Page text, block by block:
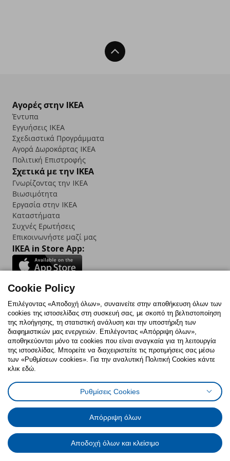
Back To Top
Αγορές στην IKEA
Έντυπα
Εγγυήσεις IKEA
Σχεδιαστικά Προγράμματα
Αγορά Δωρoκάρτας IKEA
Πολιτική Επιστροφής
Σχετικά με την IKEA
Γνωρίζοντας την IKEA
Βιωσιμότητα
Εργασία στην IKEA
Καταστήματα
Συχνές Ερωτήσεις
Επικοινωνήστε μαζί μας
IKEA in Store App:
Follow us:
FacebookInstagram
TikTokYoutubePinterestTwitter
Πολιτική CookiesΔήλωση ψηφιακής προσβασιμότητας
Ρυθμίσεις cookiesΌροι Χρήσης
Γενική Πολιτική Προσωπικών Δεδομένων
Πολιτική Προσωπικών Δεδομένων για ΙΚΕΑ.gr
Κώδικας Καταναλωτικής Δεοντολογίας
© Inter-IKEA Systems B.V. 1999 - 2025
Cookie Policy
Επιλέγοντας «Αποδοχή όλων», συναινείτε στην αποθήκευση όλων των
cookies της ιστοσελίδας στη συσκευή σας, με σκοπό τη βελτιστοποίηση
της πλοήγησης, τη στατιστική ανάλυση και την υποστήριξη των
διαφημιστικών μας ενεργειών. Επιλέγοντας «Απόρριψη όλων»,
αποθηκεύονται μόνο τα cookies που είναι αναγκαία για τη λειτουργία
της ιστοσελίδας. Μπορείτε να διαχειριστείτε τις προτιμήσεις σας μέσω
των «Ρυθμίσεων cookies». Για την αναλυτική Πολιτική Cookies κάντε
κλικ εδώ.
Ρυθμίσεις Cookies
Απόρριψη όλων
Αποδοχή όλων και κλείσιμο